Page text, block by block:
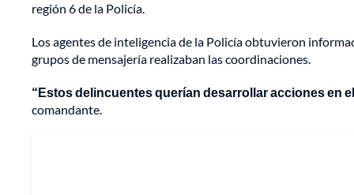
región 6 de la Policía.
Los agentes de inteligencia de la Policía obtuvieron
grupos de mensajería realizaban las coordinaciones.
“Estos delincuentes querían desarrollar acciones en
comandante.